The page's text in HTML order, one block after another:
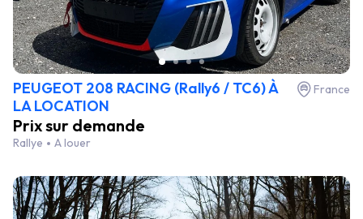
PEUGEOT 208 RACING (Rally6 / TC6) À
LA LOCATION
France
Prix sur demande
Rallye A louer